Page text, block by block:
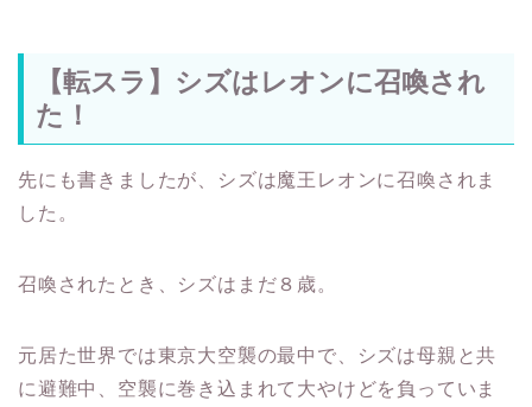
【転スラ】シズはレオンに召喚され
た！
先にも書きましたが、シズは魔王レオンに召喚されま
した。
召喚されたとき、シズはまだ８歳。
元居た世界では東京大空襲の最中で、シズは母親と共
に避難中、空襲に巻き込まれて大やけどを負っていま